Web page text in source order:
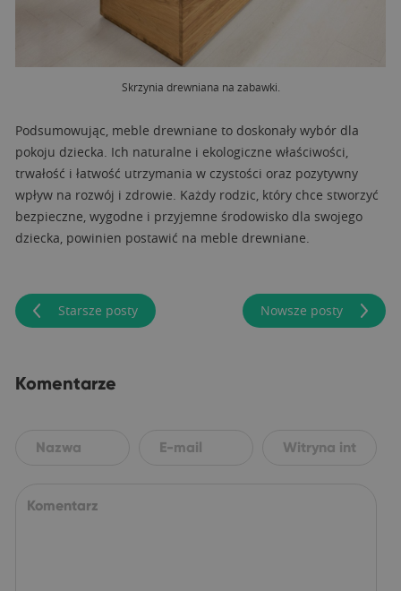
Skrzynia drewniana na zabawki.
Podsumowując, meble drewniane to doskonały wybór dla
pokoju dziecka. Ich naturalne i ekologiczne właściwości,
trwałość i łatwość utrzymania w czystości oraz pozytywny
wpływ na rozwój i zdrowie. Każdy rodzic, który chce stworzyć
bezpieczne, wygodne i przyjemne środowisko dla swojego
dziecka, powinien postawić na meble drewniane.
Starsze posty Nowsze posty
Komentarze